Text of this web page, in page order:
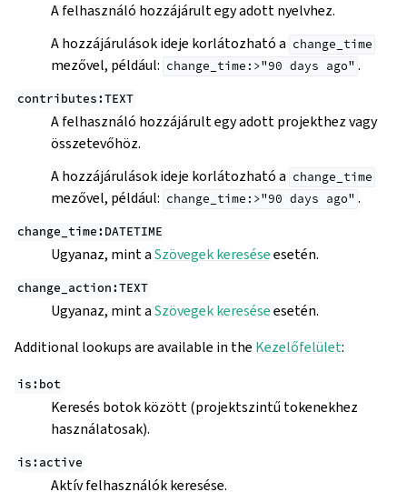
A felhasználó hozzájárult egy adott nyelvhez.
A hozzájárulások ideje korlátozható a change_time
mezővel, például: change_time:>"90 days ago" .
contributes:TEXT
A felhasználó hozzájárult egy adott projekthez vagy
összetevőhöz.
A hozzájárulások ideje korlátozható a change_time
mezővel, például: change_time:>"90 days ago" .
change_time:DATETIME
Ugyanaz, mint aSzövegek kereséseesetén.
change_action:TEXT
Ugyanaz, mint aSzövegek kereséseesetén.
Additional lookups are available in the Kezelőfelület:
is:bot
Keresés botok között (projektszintű tokenekhez
használatosak).
is:active
Aktív felhasználók keresése.